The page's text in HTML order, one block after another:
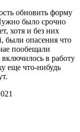
обновить форму
было срочно
хотя и без них
были опасения что
пообещали
в работу
еще что-нибудь